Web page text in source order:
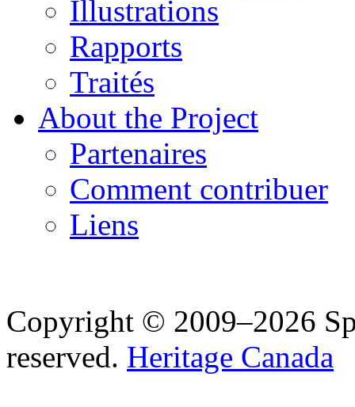
Illustrations
Rapports
Traités
About the Project
Partenaires
Comment contribuer
Liens
Copyright © 2009–2026
reserved. Heritage Canada